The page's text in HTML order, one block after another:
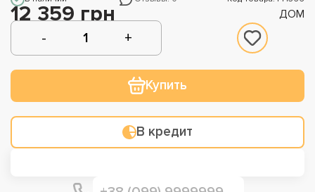
12 359 грн ДОМ
Купить
В кредит